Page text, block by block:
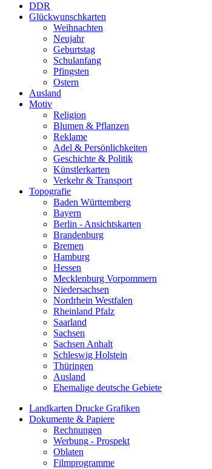
DDR
Glückwunschkarten
Weihnachten
Neujahr
Geburtstag
Schulanfang
Pfingsten
Ostern
Ausland
Motiv
Religion
Blumen & Pflanzen
Reklame
Adel & Persönlichkeiten
Geschichte & Politik
Künstlerkarten
Verkehr & Transport
Topografie
Baden Württemberg
Bayern
Berlin - Ansichtskarten
Brandenburg
Bremen
Hamburg
Hessen
Mecklenburg Vorpommern
Niedersachsen
Nordrhein Westfalen
Rheinland Pfalz
Saarland
Sachsen
Sachsen Anhalt
Schleswig Holstein
Thüringen
Ausland
Ehemalige deutsche Gebiete
Landkarten Drucke Grafiken
Dokumente & Papiere
Rechnungen
Werbung - Prospekt
Oblaten
Filmprogramme